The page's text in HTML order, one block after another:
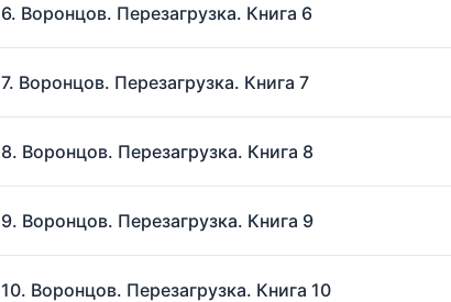
6. Воронцов. Перезагрузка. Книга 6
7. Воронцов. Перезагрузка. Книга 7
8. Воронцов. Перезагрузка. Книга 8
9. Воронцов. Перезагрузка. Книга 9
10. Воронцов. Перезагрузка. Книга 10